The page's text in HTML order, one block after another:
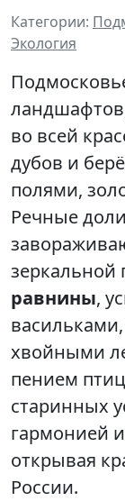
Категории:
Экология
во всей
дубов и
полями,
Речные
зеркальной
равнины,
хвойными
пением
старинных
гармонией
открывая
России.